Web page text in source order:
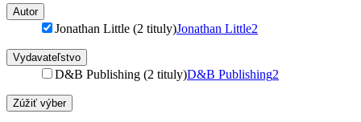
Autor
Jonathan Little (2 tituly)Jonathan Little2
Vydavateľstvo
D&B Publishing (2 tituly)D&B Publishing2
Zúžiť výber